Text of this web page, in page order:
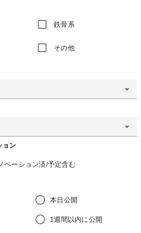
鉄骨系
その他
ョン
ベーション済/予定含む
本日公開
1週間以内に公開